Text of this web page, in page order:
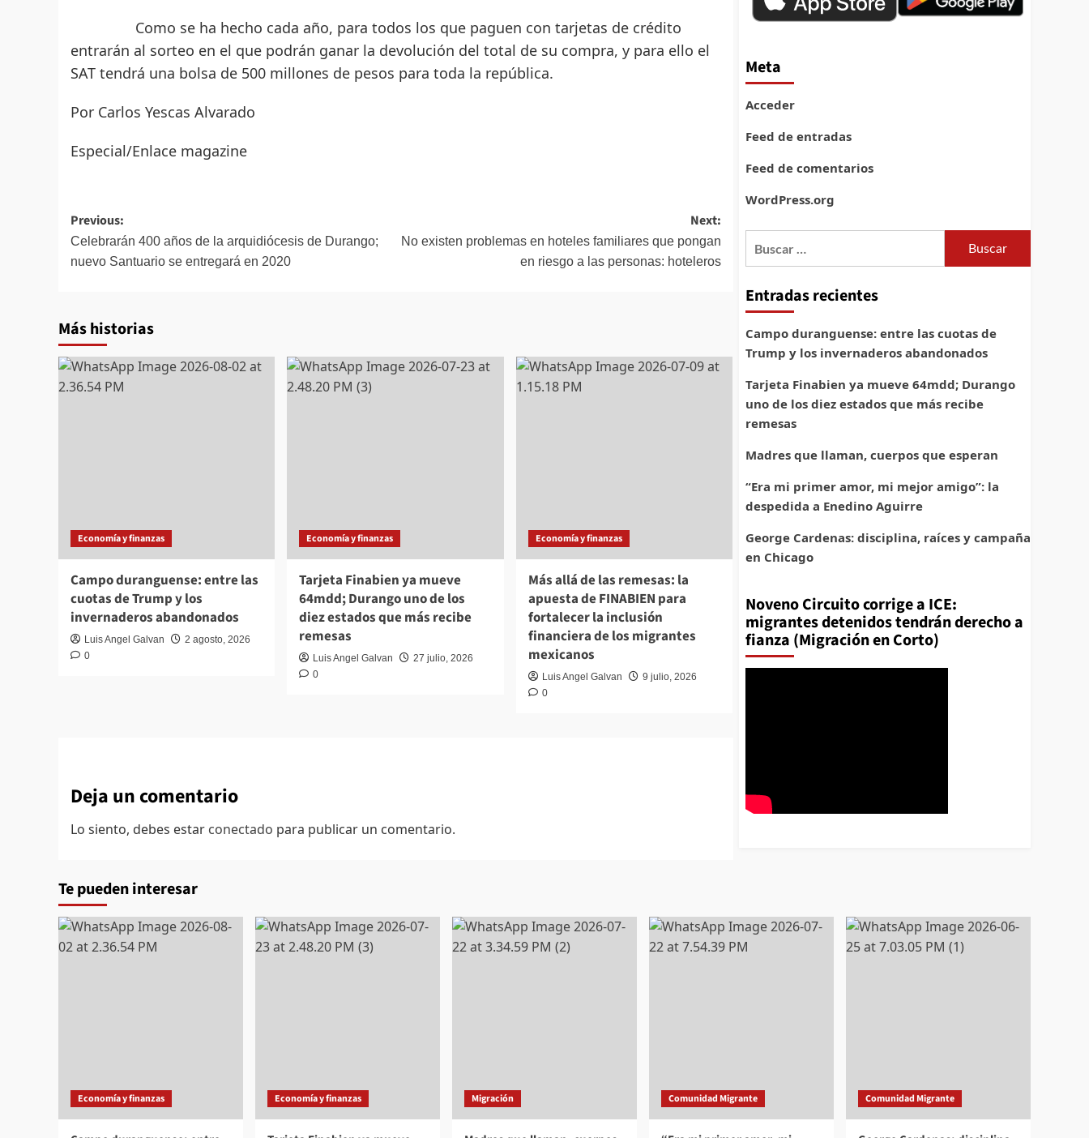
Como se ha hecho cada año, para todos los que paguen con tarjetas de crédito
entrarán al sorteo en el que podrán ganar la devolución del total de su compra, y para ello el
SAT tendrá una bolsa de 500 millones de pesos para toda la república.
Por Carlos Yescas Alvarado
Especial/Enlace magazine
Post
navigation
Previous:
Celebrarán 400 años de la arquidiócesis de Durango;
nuevo Santuario se entregará en 2020
Next:
No existen problemas en hoteles familiares que pongan
en riesgo a las personas: hoteleros
Más historias
Economía y finanzas
Campo duranguense: entre las
cuotas de Trump y los
invernaderos abandonados
Luis Angel Galvan
2 agosto, 2026
0
Economía y finanzas
Tarjeta Finabien ya mueve
64mdd; Durango uno de los
diez estados que más recibe
remesas
Luis Angel Galvan
27 julio, 2026
0
Economía y finanzas
Más allá de las remesas: la
apuesta de FINABIEN para
fortalecer la inclusión
financiera de los migrantes
mexicanos
Luis Angel Galvan
9 julio, 2026
0
Deja un comentario
Lo siento, debes estar conectado para publicar un comentario.
Meta
Acceder
Feed de entradas
Feed de comentarios
WordPress.org
Entradas recientes
Campo duranguense: entre las cuotas de
Trump y los invernaderos abandonados
Tarjeta Finabien ya mueve 64mdd; Durango
uno de los diez estados que más recibe
remesas
Madres que llaman, cuerpos que esperan
“Era mi primer amor, mi mejor amigo”: la
despedida a Enedino Aguirre
George Cardenas: disciplina, raíces y campaña
en Chicago
Noveno Circuito corrige a ICE:
migrantes detenidos tendrán derecho a
fianza (Migración en Corto)
Te pueden interesar
Economía y finanzas Economía y finanzas Migración Comunidad Migrante Comunidad Migrante